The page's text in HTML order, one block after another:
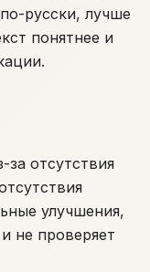
русски, лучше
понятнее и
отсутствия
улучшения,
не проверяет